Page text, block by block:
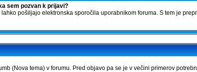
sem pozvan k prijavi?
pošiljajo elektronska sporočila uporabnikom foruma. S tem je
(Nova tema) v forumu. Pred objavo pa se je v večini primerov